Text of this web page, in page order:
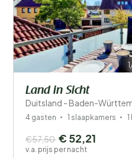
Land in Sicht
Duitsland - Baden-
4 gasten 1 slaapkamers
€57,50 € 52,21
v.a. prijs per nacht